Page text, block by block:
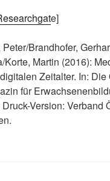
e]
Brandhofer,
Korte, Martin (2016):
Zeitalter. In:
für
Version: Verband